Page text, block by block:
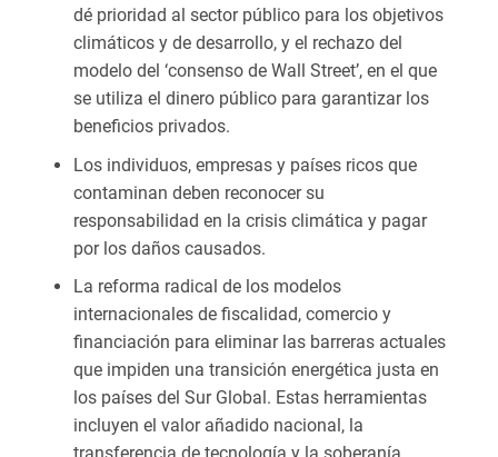
dé prioridad al sector público para los objetivos
climáticos y de desarrollo, y el rechazo del
modelo del ‘consenso de Wall Street’, en el que
se utiliza el dinero público para garantizar los
beneficios privados.
Los individuos, empresas y países ricos que
contaminan deben reconocer su
responsabilidad en la crisis climática y pagar
por los daños causados.
La reforma radical de los modelos
internacionales de fiscalidad, comercio y
financiación para eliminar las barreras actuales
que impiden una transición energética justa en
los países del Sur Global. Estas herramientas
incluyen el valor añadido nacional, la